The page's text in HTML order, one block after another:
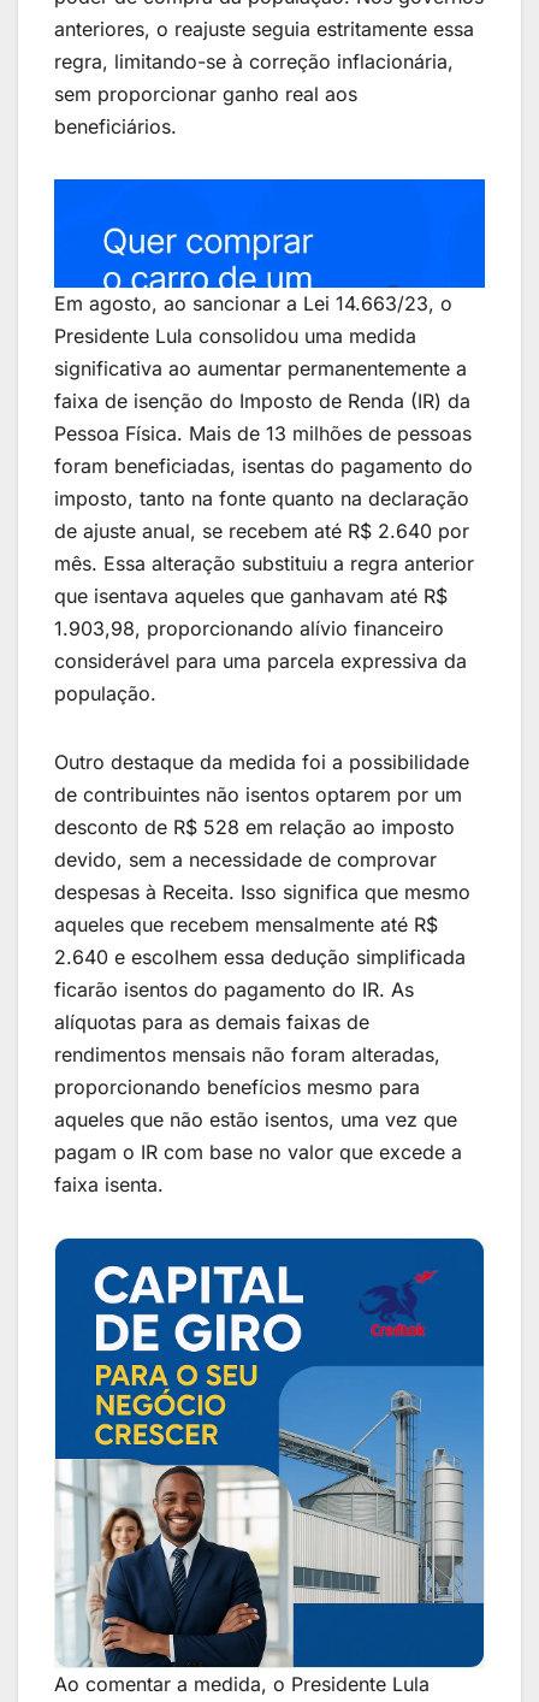
anteriores, o reajuste seguia estritamente essa
regra, limitando-se à correção inflacionária,
sem proporcionar ganho real aos
beneficiários.
Em agosto, ao sancionar a Lei 14.663/23, o
Presidente Lula consolidou uma medida
significativa ao aumentar permanentemente a
faixa de isenção do Imposto de Renda (IR) da
Pessoa Física. Mais de 13 milhões de pessoas
foram beneficiadas, isentas do pagamento do
imposto, tanto na fonte quanto na declaração
de ajuste anual, se recebem até R$ 2.640 por
mês. Essa alteração substituiu a regra anterior
que isentava aqueles que ganhavam até R$
1.903,98, proporcionando alívio financeiro
considerável para uma parcela expressiva da
população.
Outro destaque da medida foi a possibilidade
de contribuintes não isentos optarem por um
desconto de R$ 528 em relação ao imposto
devido, sem a necessidade de comprovar
despesas à Receita. Isso significa que mesmo
aqueles que recebem mensalmente até R$
2.640 e escolhem essa dedução simplificada
ficarão isentos do pagamento do IR. As
alíquotas para as demais faixas de
rendimentos mensais não foram alteradas,
proporcionando benefícios mesmo para
aqueles que não estão isentos, uma vez que
pagam o IR com base no valor que excede a
faixa isenta.
Ao comentar a medida, o Presidente Lula